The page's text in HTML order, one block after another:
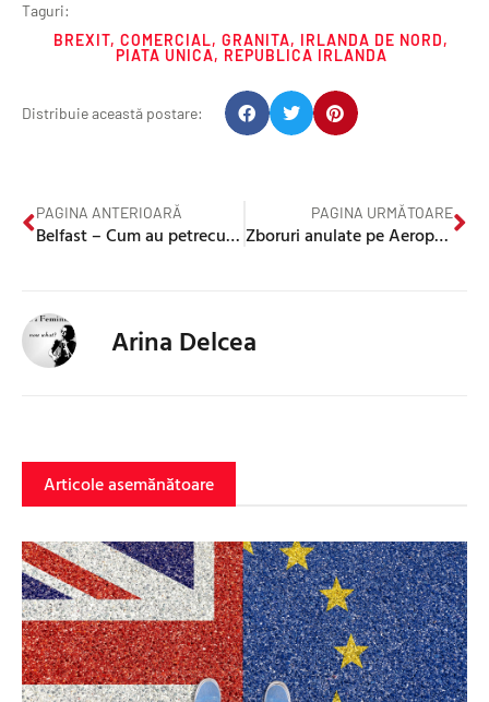
Taguri:
BREXIT, COMERCIAL, GRANITA, IRLANDA DE NORD,
PIATA UNICA, REPUBLICA IRLANDA
Distribuie această postare:
PAGINA ANTERIOARĂ
Belfast – Cum au petrecut Ziua Națională românii din Irlanda de Nord
PAGINA URMĂTOARE
Zboruri anulate pe Aeroportul din Belfast din cauza vremii
Arina Delcea
Articole asemănătoare